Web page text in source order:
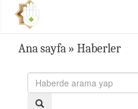
Ana sayfa » Haberler